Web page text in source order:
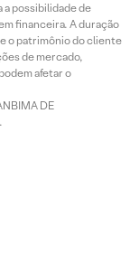
possibilidade de
financeira. A duração
o patrimônio do cliente
de mercado,
afetar o
DE